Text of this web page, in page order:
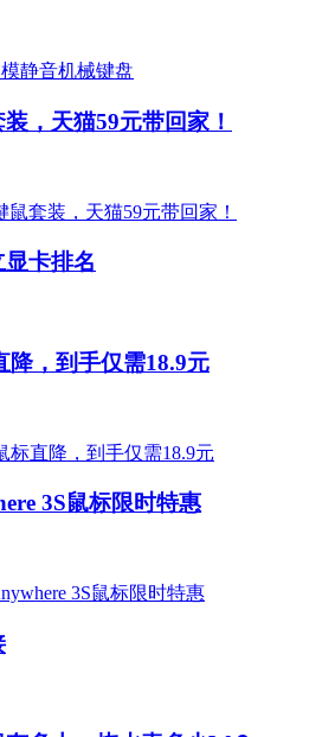
，天猫59元带回家！
卡排名
降，到手仅需18.9元
3S鼠标限时特惠